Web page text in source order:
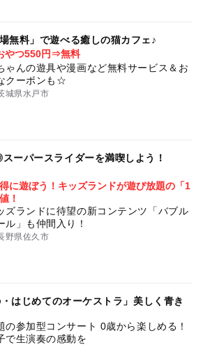
無料」で遊べる癒しの猫カフェ♪
やつ550円⇒無料
ゃんの遊具や漫画など無料サービス＆お
クーポンも☆
城県水戸市
ーパースライダーを満喫しよう！
に遊ぼう！キッズランドが遊び放題の「1
！
ズランドに待望の新コンテンツ「バブル
ル」も仲間入り！
野県佐久市
はじめてのオーケストラ」美しく青き
の参加型コンサート 0歳から楽しめる！
で生演奏の感動を